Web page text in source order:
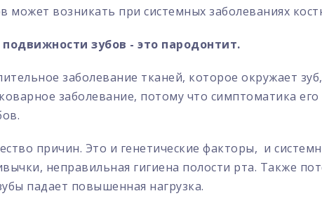
может возникать при системных заболеваниях
зубов - это пародонтит.
заболевание тканей, которое окружает
заболевание, потому что симптоматика
причин. Это и генетические факторы, и
неправильная гигиена полости рта. Также
падает повышенная нагрузка.